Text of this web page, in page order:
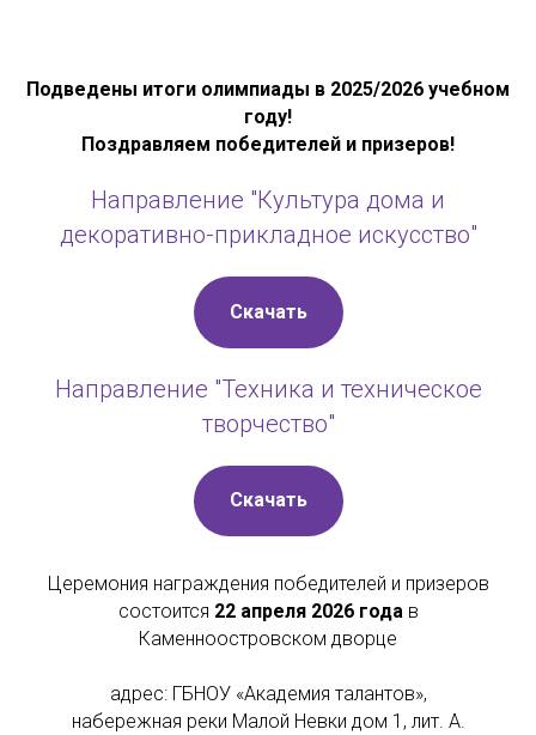
Подведены итоги олимпиады в 2025/2026 учебном
году!
Поздравляем победителей и призеров!
Направление "Культура дома и
декоративно-прикладное искусство"
Скачать
Направление "Техника и техническое
творчество"
Скачать
Церемония награждения победителей и призеров
состоится 22 апреля 2026 года в
Каменноостровском дворце
адрес: ГБНОУ «Академия талантов»,
набережная реки Малой Невки дом 1, лит. А.